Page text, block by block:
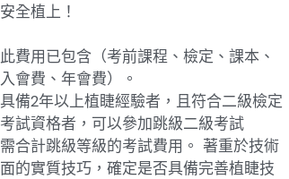
安全植上！
此費用已包含（考前課程、檢定、課本、
入會費、年會費）。
具備2年以上植睫經驗者，且符合二級檢定
考試資格者，可以參加跳級二級考試
需合計跳級等級的考試費用。 著重於技術
面的實質技巧，確定是否具備完善植睫技